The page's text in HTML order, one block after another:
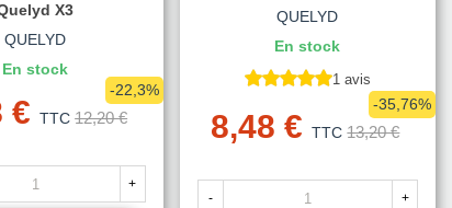
X3
QUELYD
En stock
€ TTC 12,20 €
-22,3%
+
QUELYD
En stock
1 avis
8,48 € TTC 13,20 €
-35,76%
- +